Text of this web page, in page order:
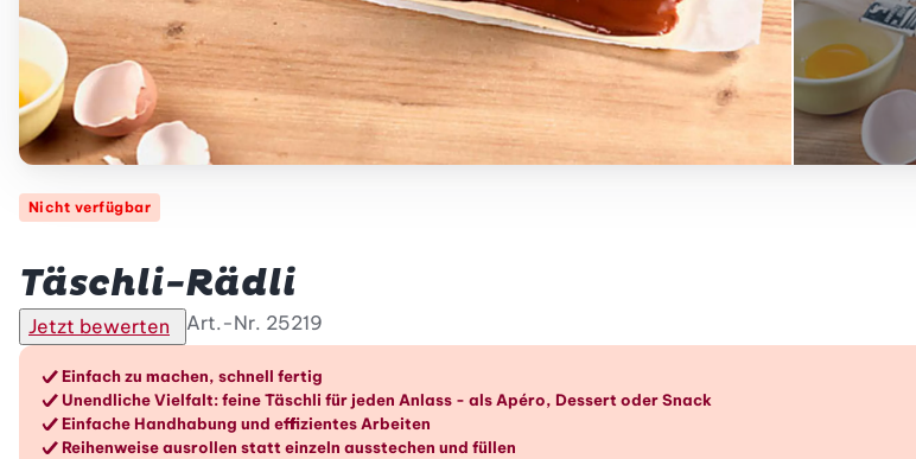
Nicht verfügbar
Täschli-Rädli
Jetzt bewerten Art.-Nr. 25219
Die Vorteile im Überblick
Einfach zu machen, schnell fertig
Unendliche Vielfalt: feine Täschli für jeden Anlass - als Apéro, Dessert oder Snack
Einfache Handhabung und effizientes Arbeiten
Reihenweise ausrollen statt einzeln ausstechen und füllen